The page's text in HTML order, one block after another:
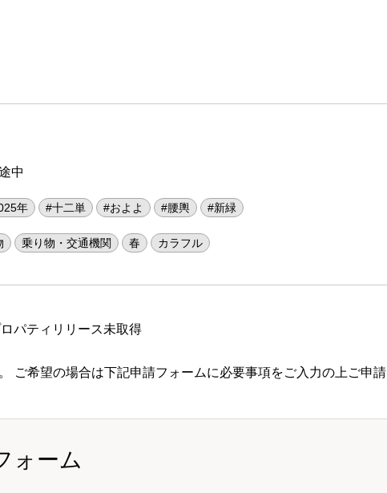
中
年 #十二単 #およよ #腰輿 #新緑
乗り物・交通機関 春 カラフル
パティリリース未取得
ご希望の場合は下記申請フォームに必要事項をご入力の上ご申請
ォーム